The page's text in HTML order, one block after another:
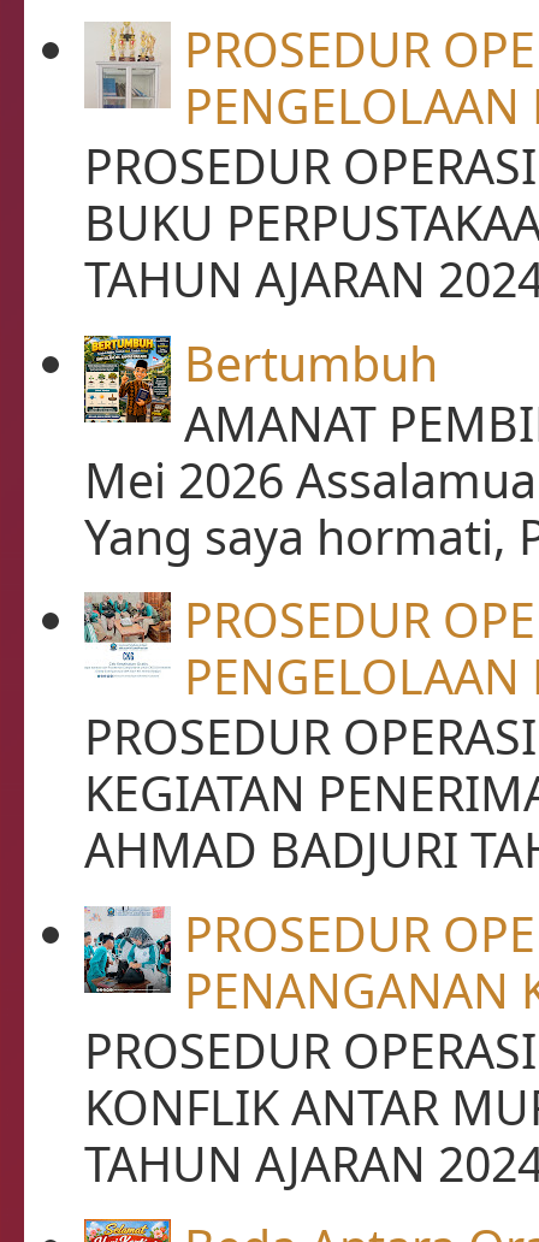
PROSEDUR
PENGELOLAAN
PROSEDUR
BUKU
TAHUN AJARAN
Bertumbuh
AMANAT
Mei 2026
Yang saya hormati,
PROSEDUR
PROSEDUR
KEGIATAN
AHMAD BADJURI
PROSEDUR
PENANGANAN
PROSEDUR
KONFLIK ANTAR
TAHUN AJARAN